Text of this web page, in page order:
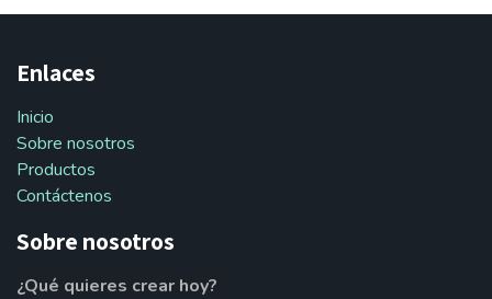
Enlaces
Inicio
Sobre nosotros
Productos
Contáctenos
Sobre nosotros
¿Qué quieres crear hoy?